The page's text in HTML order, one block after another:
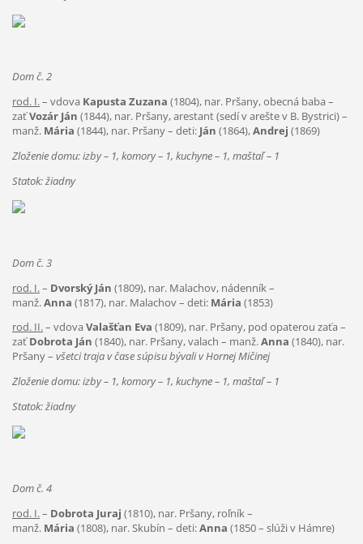
Dom č. 2
rod. I.– vdova Kapusta Zuzana (1804), nar. Pršany, obecná baba –
zaťVozár Ján (1844), nar. Pršany, arestant (sedí v arešte v B. Bystrici) –
manž. Mária (1844), nar. Pršany – deti: Ján (1864),Andrej (1869)
Zloženie domu: izby – 1, komory – 1, kuchyne – 1, maštaľ – 1
Statok: žiadny
Dom č. 3
rod. I.– Dvorský Ján (1809), nar. Malachov, nádenník –
manž.Anna (1817), nar. Malachov – deti: Mária (1853)
rod. II.– vdova Valašťan Eva (1809), nar. Pršany, pod opaterou zaťa –
zaťDobrota Ján (1840), nar. Pršany, valach – manž.Anna (1840), nar.
Pršany – všetci traja v čase súpisu bývali v Hornej Mičinej
Zloženie domu: izby – 1, komory – 1, kuchyne – 1, maštaľ – 1
Statok: žiadny
Dom č. 4
rod. I.– Dobrota Juraj (1810), nar. Pršany, roľník –
manž. Mária (1808), nar. Skubín – deti:Anna (1850 – slúži v Hámre)